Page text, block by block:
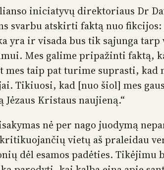
iniciatyvų direktoriaus Dr
svarbu atskirti faktą nuo
yra ir visada bus tik sąjunga
Mes galime pripažinti faktą,
mes taip pat turime suprasti,
Tikiuosi, kad [nuo šiol] mes
Kristaus naujieną.“
nė per nago juodymą
vietų aš praleidau
dėl esamos padėties.